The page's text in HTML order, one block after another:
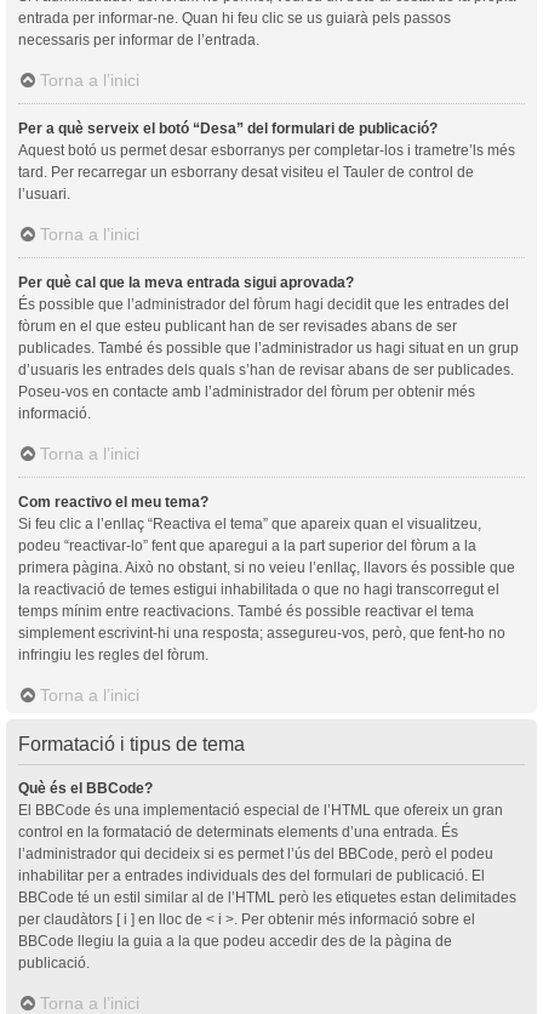
entrada per informar-ne. Quan hi feu clic se us guiarà pels passos
necessaris per informar de l’entrada.
Torna a l’inici
Per a què serveix el botó “Desa” del formulari de publicació?
Aquest botó us permet desar esborranys per completar-los i trametre’ls més
tard. Per recarregar un esborrany desat visiteu el Tauler de control de
l’usuari.
Torna a l’inici
Per què cal que la meva entrada sigui aprovada?
És possible que l’administrador del fòrum hagi decidit que les entrades del
fòrum en el que esteu publicant han de ser revisades abans de ser
publicades. També és possible que l’administrador us hagi situat en un grup
d’usuaris les entrades dels quals s’han de revisar abans de ser publicades.
Poseu-vos en contacte amb l’administrador del fòrum per obtenir més
informació.
Torna a l’inici
Com reactivo el meu tema?
Si feu clic a l’enllaç “Reactiva el tema” que apareix quan el visualitzeu,
podeu “reactivar-lo” fent que aparegui a la part superior del fòrum a la
primera pàgina. Això no obstant, si no veieu l’enllaç, llavors és possible que
la reactivació de temes estigui inhabilitada o que no hagi transcorregut el
temps mínim entre reactivacions. També és possible reactivar el tema
simplement escrivint-hi una resposta; assegureu-vos, però, que fent-ho no
infringiu les regles del fòrum.
Torna a l’inici
Formatació i tipus de tema
Què és el BBCode?
El BBCode és una implementació especial de l’HTML que ofereix un gran
control en la formatació de determinats elements d’una entrada. És
l’administrador qui decideix si es permet l’ús del BBCode, però el podeu
inhabilitar per a entrades individuals des del formulari de publicació. El
BBCode té un estil similar al de l’HTML però les etiquetes estan delimitades
per claudàtors [ i ] en lloc de < i >. Per obtenir més informació sobre el
BBCode llegiu la guia a la que podeu accedir des de la pàgina de
publicació.
Torna a l’inici